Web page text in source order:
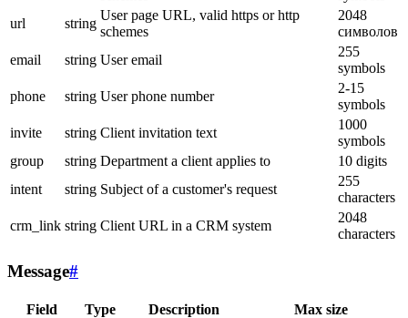
url
string
User page URL, valid https or http
schemes
2048
символов
email
string User email
255
symbols
phone
string User phone number
2-15
symbols
invite
string Client invitation text
1000
symbols
group
string Department a client applies to
10 digits
intent
string Subject of a customer's request
255
characters
crm_link string Client URL in a CRM system
2048
characters
Message#
Field Type Description Max size